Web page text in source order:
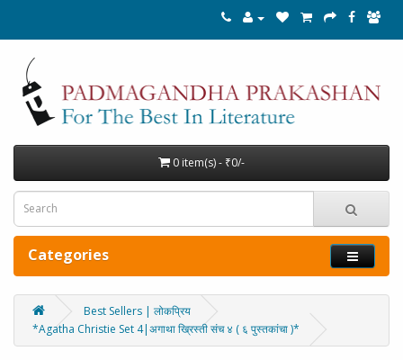
0 item(s) - ₹0/-
Categories
Best Sellers | लोकप्रिय
*Agatha Christie Set 4|अगाथा ख्रिस्ती संच ४ ( ६ पुस्तकांचा )*